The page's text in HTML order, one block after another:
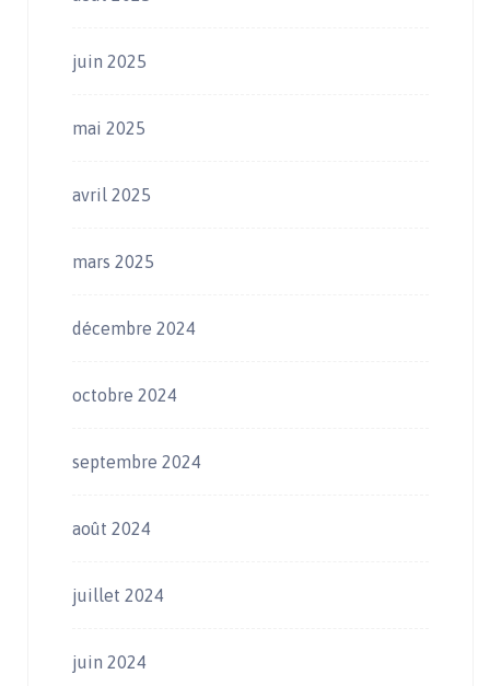
juin 2025
mai 2025
avril 2025
mars 2025
décembre 2024
octobre 2024
septembre 2024
août 2024
juillet 2024
juin 2024